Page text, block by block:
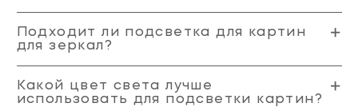
Подходит ли подсветка для картин
для зеркал?
Какой цвет света лучше
использовать для подсветки картин?